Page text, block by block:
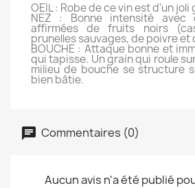
OEIL : Robe de ce vin est d'un
NEZ : Bonne intensité avec
affirmées de fruits noirs
prunelles sauvages, de poivre et
BOUCHE : Attaque bonne et
qui tapisse. Un grain qui roule
milieu de bouche se structure
bien bâtie.
Commentaires (0)
Aucun avis n'a été publié